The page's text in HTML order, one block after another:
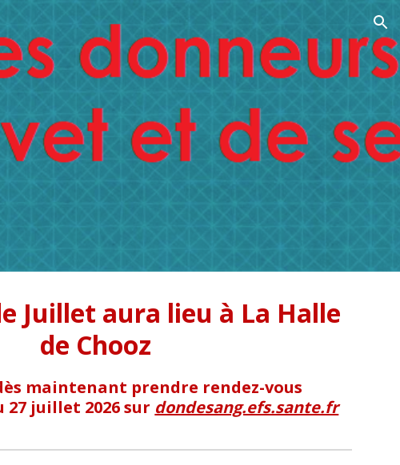
Juillet aura lieu à La Halle
de Chooz
maintenant prendre rendez-vous
juillet 2026 sur dondesang.efs.sante.fr